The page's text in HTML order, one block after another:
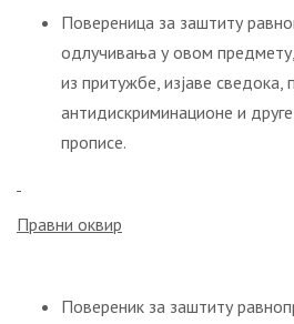
Повереница за заштиту
одлучивања у овом
из притужбе, изјаве сведока,
антидискриминационе и
прописе.
Правни оквир
Повереник за заштиту